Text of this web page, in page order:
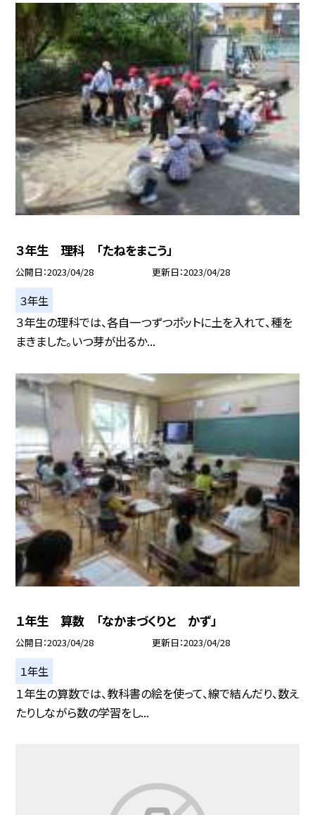
３年生 理科 「たねをまこう」
公開日 2023/04/28 更新日 2023/04/28
３年生
３年生の理科では、各自一つずつポットに土を入れて、種を
まきました。いつ芽が出るか...
１年生 算数 「なかまづくりと かず」
公開日 2023/04/28 更新日 2023/04/28
１年生
１年生の算数では、教科書の絵を使って、線で結んだり、数え
たりしながら数の学習をし...